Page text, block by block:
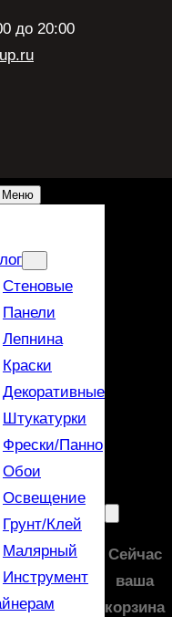
до 20:00
Меню
Стеновые
Панели
Лепнина
Краски
Декоративные
Штукатурки
Фрески/панно
Обои
Освещение
Грунт/Клей
Малярный
Инструмент
Сейчас
ваша
корзина